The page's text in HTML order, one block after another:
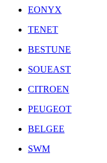
EONYX
TENET
BESTUNE
SOUEAST
CITROEN
PEUGEOT
BELGEE
SWM